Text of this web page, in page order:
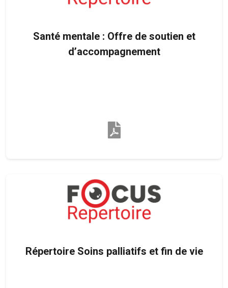
Santé mentale : Offre de soutien et
d’accompagnement
Répertoire Soins palliatifs et fin de vie